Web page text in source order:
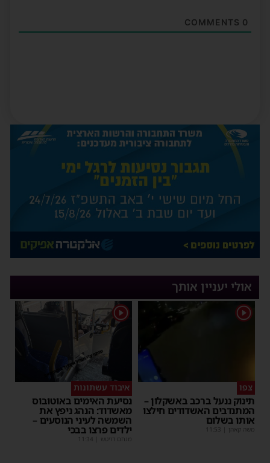
0
אולי יעניין אותך
1
צפו
תינוק ננעל ברכב באשקלון –
המתנדבים האשדודים חילצו
אותו בשלום
משה קאהן 11:53
1
איבוד עשתונות
נסיעת האימים באוטובוס
מאשדוד: הנהג ניפץ את
השמשה לעיני הנוסעים –
ילדים פרצו בבכי
מנחם דויטש 11:34